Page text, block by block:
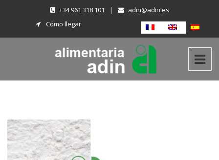
+34 961 318 101 |
adin@adin.es
Cómo llegar